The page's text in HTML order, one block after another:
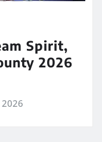
Spirit,
2026